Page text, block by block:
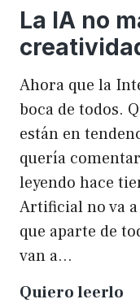
La IA no
Ahora que la
boca de todos.
están en
quería
leyendo hace
Artificial no va
que aparte de
van a…
Quiero leerlo